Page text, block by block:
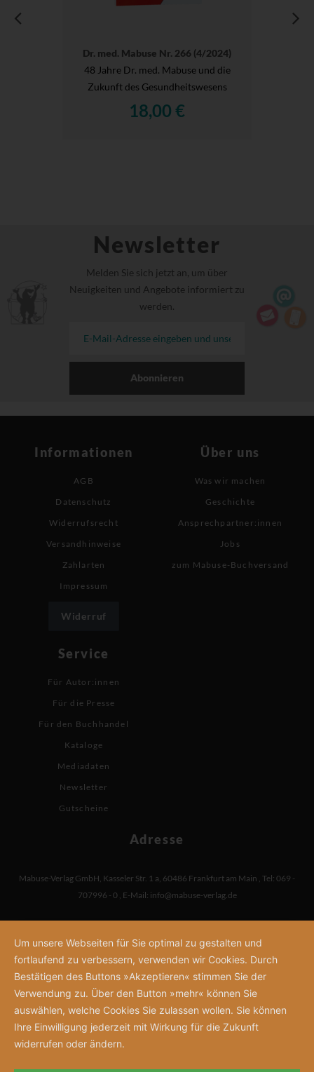
Dr. med. Mabuse Nr. 266 (4/2024)
48 Jahre Dr. med. Mabuse und die
Zukunft des Gesundheitswesens
18,00 €
Newsletter
Melden Sie sich jetzt an, um über
Neuigkeiten und Angebote informiert zu
werden.
Abonnieren
Informationen
AGB
Datenschutz
Widerrufsrecht
Versandhinweise
Zahlarten
Impressum
Widerruf
Über uns
Was wir machen
Geschichte
Ansprechpartner:innen
Jobs
zum Mabuse-Buchversand
Service
Für Autor:innen
Für die Presse
Für den Buchhandel
Kataloge
Mediadaten
Newsletter
Gutscheine
Adresse
Mabuse-Verlag GmbH, Kasseler Str. 1 a, 60486 Frankfurt am Main , Tel: 069 -
707996 - 0 , E-Mail: info@mabuse-verlag.de
Um unsere Webseiten für Sie optimal zu gestalten und
fortlaufend zu verbessern, verwenden wir Cookies. Durch
Bestätigen des Buttons »Akzeptieren« stimmen Sie der
Verwendung zu. Über den Button »mehr« können Sie
auswählen, welche Cookies Sie zulassen wollen. Sie können
Ihre Einwilligung jederzeit mit Wirkung für die Zukunft
widerrufen oder ändern.